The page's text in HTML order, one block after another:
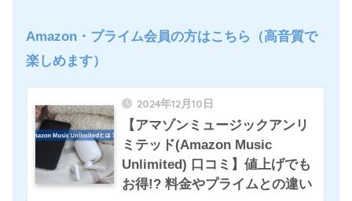
Amazon・プライム会員の方はこちら
（高音質で
楽しめます）
2024年12月10日
【アマゾンミュージックアンリ
ミテッド(Amazon Music
Unlimited) 口コミ】値上げでも
お得!? 料金やプライムとの違い